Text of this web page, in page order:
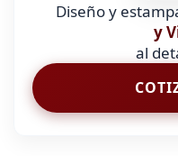
Diseño y
y
al